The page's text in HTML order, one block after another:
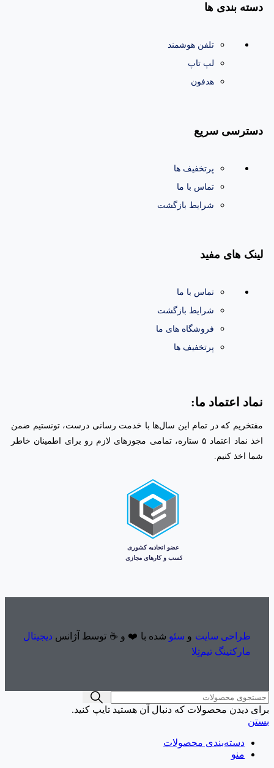
دسته بندی ها
تلفن هوشمند
لپ تاپ
هدفون
دسترسی سریع
پرتخفیف ها
تماس با ما
شرایط بازگشت
لینک های مفید
تماس با ما
شرایط بازگشت
فروشگاه های ما
پرتخفیف ها
نماد اعتماد ما:
مفتخریم که در تمام این سال‌ها با خدمت رسانی درست، تونستیم ضمن
اخذ نماد اعتماد ۵ ستاره، تمامی مجوز‌های لازم رو برای اطمینان خاطر
شما اخذ کنیم.
طراحی سایت و سئو شده با ❤️ و ☕ توسط آژانس دیجیتال
مارکتینگ تیم‌تِلا
برای دیدن محصولات که دنبال آن هستید تایپ کنید.
بستن
دسته‌بندی محصولات
منو